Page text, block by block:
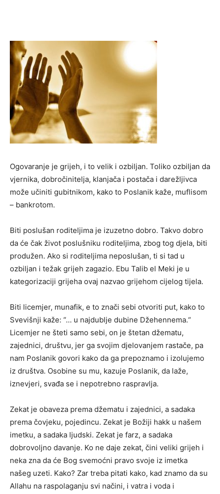
Ogovaranje je grijeh, i to velik i ozbiljan. Toliko ozbiljan da
vjernika, dobročinitelja, klanjača i postača i darežljivca
može učiniti gubitnikom, kako to Poslanik kaže, muflisom
– bankrotom.
Biti poslušan roditeljima je izuzetno dobro. Takvo dobro
da će čak život poslušniku roditeljima, zbog tog djela, biti
produžen. Ako si roditeljima neposlušan, ti si tad u
ozbiljan i težak grijeh zagazio. Ebu Talib el Meki je u
kategorizaciji grijeha ovaj nazvao grijehom cijelog tijela.
Biti licemjer, munafik, e to znači sebi otvoriti put, kako to
Svevišnji kaže: “… u najdublje dubine Džehennema.“
Licemjer ne šteti samo sebi, on je štetan džematu,
zajednici, društvu, jer ga svojim djelovanjem rastače, pa
nam Poslanik govori kako da ga prepoznamo i izolujemo
iz društva. Osobine su mu, kazuje Poslanik, da laže,
iznevjeri, svađa se i nepotrebno raspravlja.
Zekat je obaveza prema džematu i zajednici, a sadaka
prema čovjeku, pojedincu. Zekat je Božiji hakk u našem
imetku, a sadaka ljudski. Zekat je farz, a sadaka
dobrovoljno davanje. Ko ne daje zekat, čini veliki grijeh i
neka zna da će Bog svemoćni pravo svoje iz imetka
našeg uzeti. Kako? Zar treba pitati kako, kad znamo da su
Allahu na raspolaganju svi načini, i vatra i voda i